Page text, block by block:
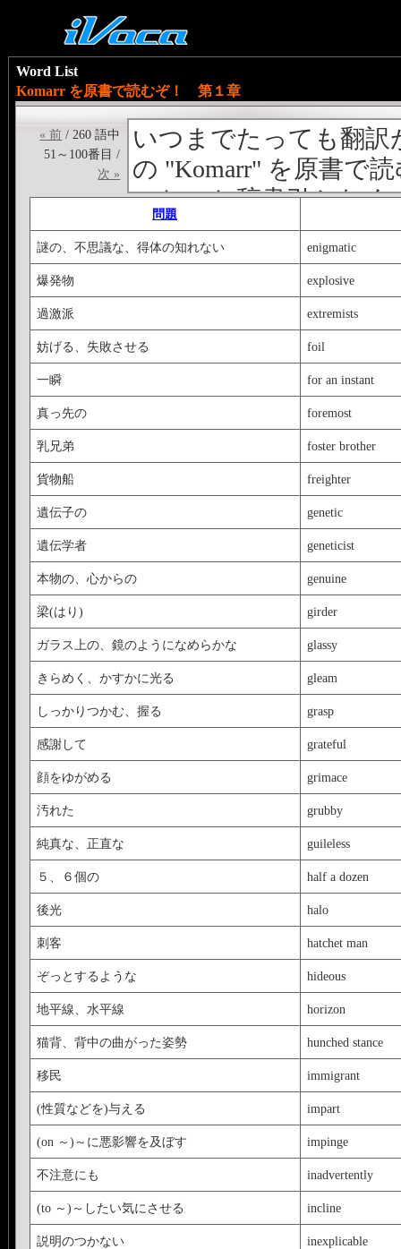
Word List
Komarr を原書で読むぞ！ 第１章
いつまでたっても翻訳
の "Komarr" を原書で
いちいち辞書引かなく
てから読みたい人向け
より覚えやすいよう
入ってます！
第２章
http://
http://
ちなみに、出版社の
立ち読みできます。
http://www.baen.com/
« 前 / 260 語中
51～100番目 /
次 »
問題
謎の、不思議な、得体の知れない enigmatic
爆発物 explosive
過激派 extremists
妨げる、失敗させる foil
一瞬 for an instant
真っ先の foremost
乳兄弟 foster brother
貨物船 freighter
遺伝子の genetic
遺伝学者 geneticist
本物の、心からの genuine
梁(はり) girder
ガラス上の、鏡のようになめらかな glassy
きらめく、かすかに光る gleam
しっかりつかむ、握る grasp
感謝して grateful
顔をゆがめる grimace
汚れた grubby
純真な、正直な guileless
５、６個の half a dozen
後光 halo
刺客 hatchet man
ぞっとするような hideous
地平線、水平線 horizon
猫背、背中の曲がった姿勢 hunched stance
移民 immigrant
(性質などを)与える impart
(on ～)～に悪影響を及ぼす impinge
不注意にも inadvertently
(to ～)～したい気にさせる incline
説明のつかない inexplicable